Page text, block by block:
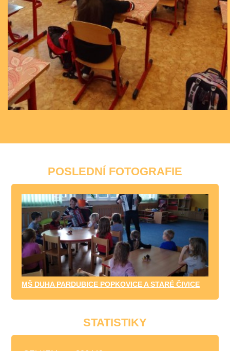
POSLEDNÍ FOTOGRAFIE
MŠ DUHA PARDUBICE POPKOVICE A STARÉ ČIVICE
STATISTIKY